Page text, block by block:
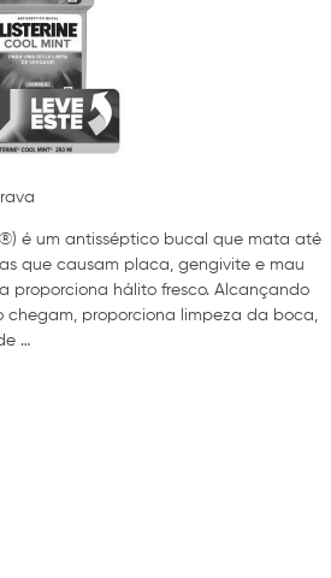
é um antisséptico bucal que mata até
que causam placa, gengivite e mau
proporciona hálito fresco. Alcançando
chegam, proporciona limpeza da boca,
…